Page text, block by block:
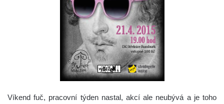
Víkend fuč, pracovní týden nastal, akcí ale neubývá a je toho